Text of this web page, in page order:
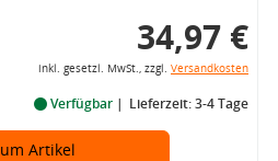
34,97 €
inkl. gesetzl. MwSt., zzgl. Versandkosten
Verfügbar Lieferzeit: 3-4 Tage
Artikel